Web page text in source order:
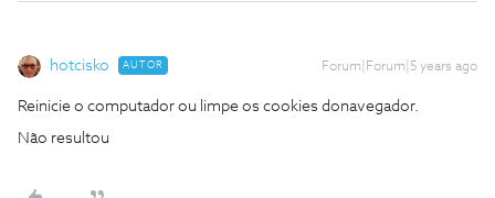
hotcisko AUTOR Forum|Forum|5 years ago
Reinicie o computador ou limpe os cookies donavegador.
Não resultou